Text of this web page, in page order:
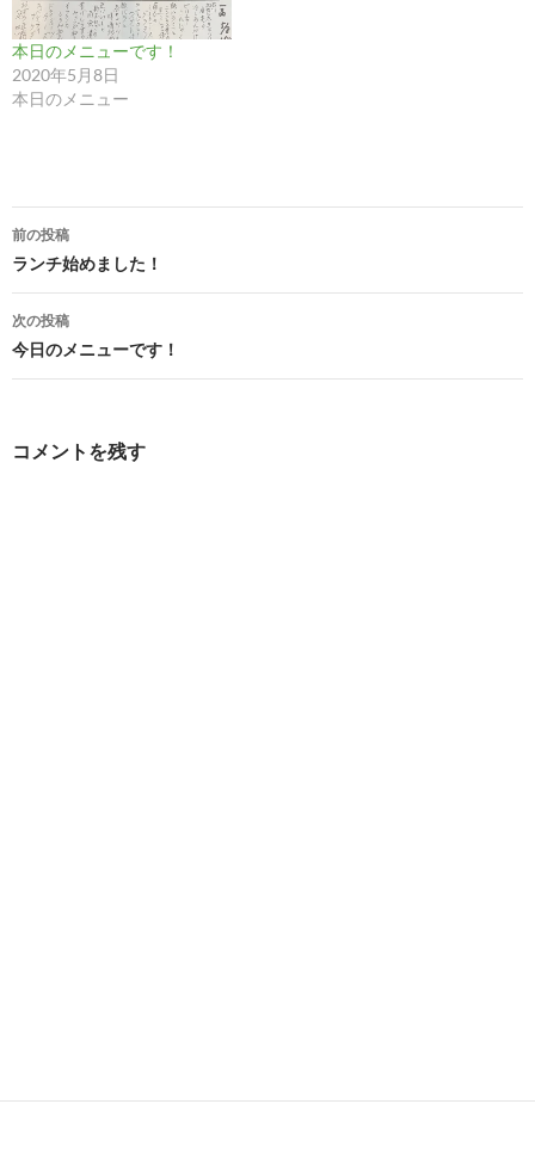
本日のメニューです！
2020年5月8日
本日のメニュー
投
稿
ナ
ビ
ゲ
前の投稿
ランチ始めました！
次の投稿
今日のメニューです！
コメントを残す